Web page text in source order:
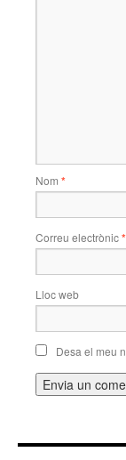
Nom *
Correu electrònic*
Lloc web
Desa el meu